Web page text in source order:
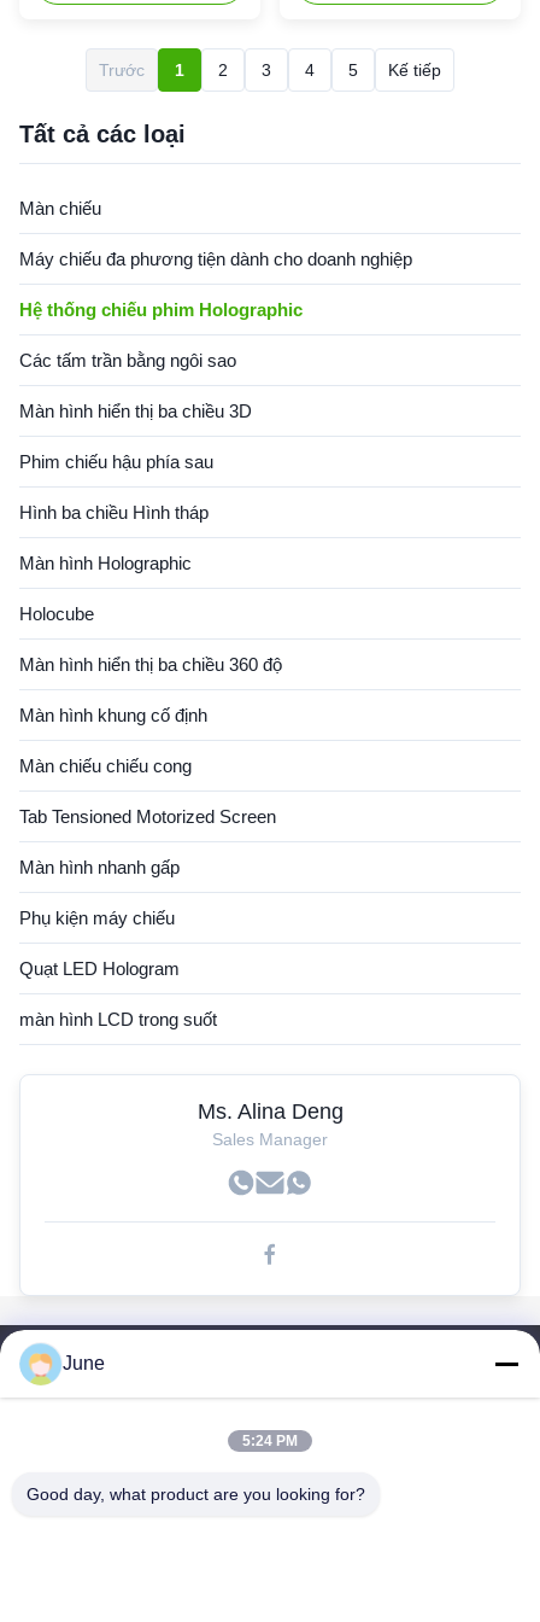
Hologram Live Show Concert
Typically positioned at the
front of the stage, this
creates active scenes that are
...
installation at a 45° angle,
non-professionals and
requires significant space.
Trước 1 2 3 4 5 Kế tiếp
Tất cả các loại
Màn chiếu
Máy chiếu đa phương tiện dành cho doanh nghiệp
Hệ thống chiếu phim Holographic
Các tấm trần bằng ngôi sao
Màn hình hiển thị ba chiều 3D
Phim chiếu hậu phía sau
Hình ba chiều Hình tháp
Màn hình Holographic
Holocube
Màn hình hiển thị ba chiều 360 độ
Màn hình khung cố định
Màn chiếu chiếu cong
Tab Tensioned Motorized Screen
Màn hình nhanh gấp
Phụ kiện máy chiếu
Quạt LED Hologram
màn hình LCD trong suốt
Ms. Alina Deng
Sales Manager
Các Sản Phẩm
Tham Quan Nhà Máy
June
5:24 PM
Good day, what product are you looking for?